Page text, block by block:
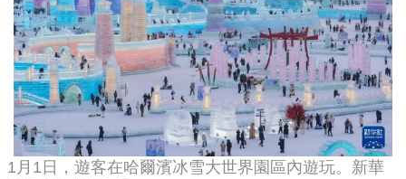
1月1日，遊客在哈爾濱冰雪大世界園區內遊玩。新華